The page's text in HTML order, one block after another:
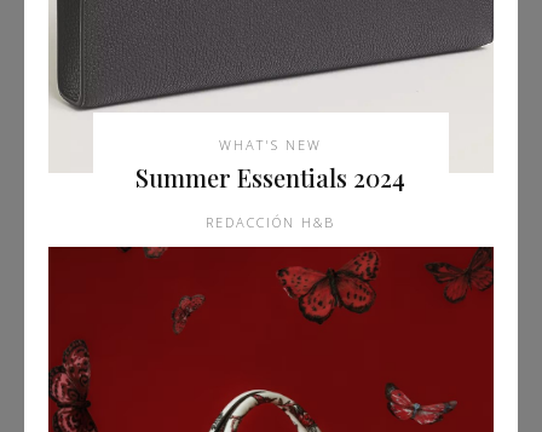
WHAT'S NEW
Summer Essentials 2024
REDACCIÓN H&B